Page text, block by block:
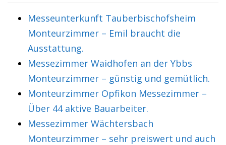
Messeunterkunft Tauberbischofsheim
Monteurzimmer – Emil braucht die
Ausstattung.
Messezimmer Waidhofen an der Ybbs
Monteurzimmer – günstig und gemütlich.
Monteurzimmer Opfikon Messezimmer –
Über 44 aktive Bauarbeiter.
Messezimmer Wächtersbach
Monteurzimmer – sehr preiswert und auch